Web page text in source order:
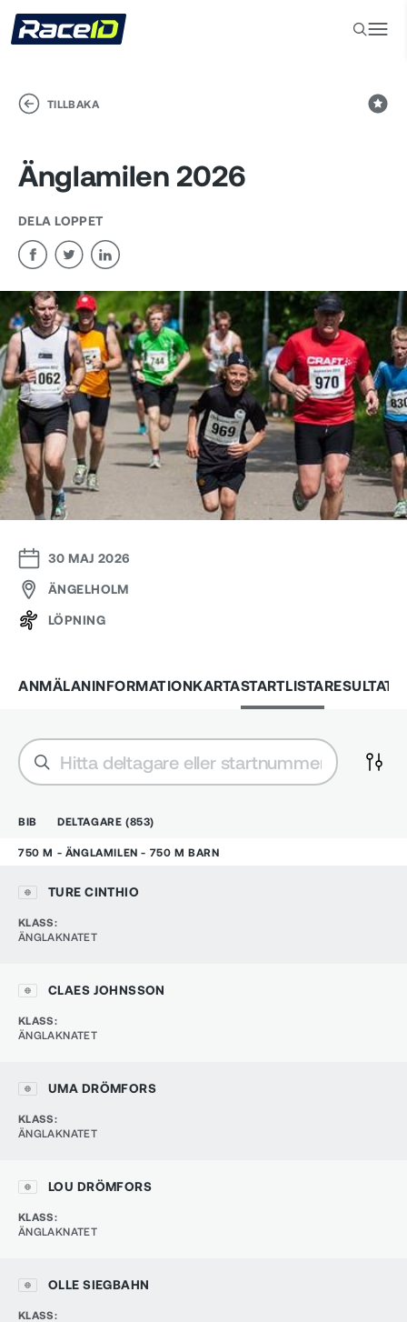
TILLBAKA
Änglamilen 2026
DELA LOPPET
30 MAJ 2026
ÄNGELHOLM
LÖPNING
ANMÄLANINFORMATIONKARTASTARTLISTARESULTAT
BIB DELTAGARE (853)
750 M - ÄNGLAMILEN - 750 M BARN
TURE CINTHIO
KLASS:
ÄNGLAKNATET
CLAES JOHNSSON
KLASS:
ÄNGLAKNATET
UMA DRÖMFORS
KLASS:
ÄNGLAKNATET
LOU DRÖMFORS
KLASS:
ÄNGLAKNATET
OLLE SIEGBAHN
KLASS: